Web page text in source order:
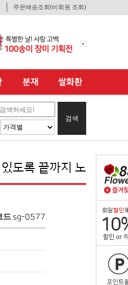
주문배송조회(비회원 조회)
검색
지 노력하겠습니다"
드 sg-0577